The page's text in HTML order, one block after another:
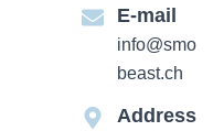
E-mail
info@smok-
beast.ch
Addresse